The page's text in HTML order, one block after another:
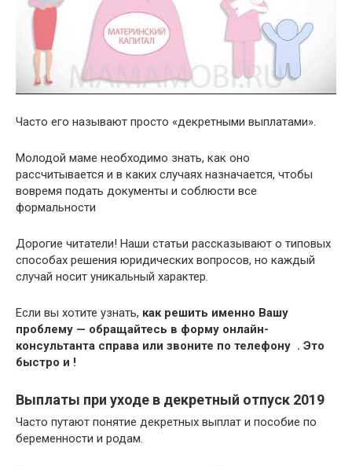
Часто его называют просто «декретными выплатами».
Молодой маме необходимо знать, как оно
рассчитывается и в каких случаях назначается, чтобы
вовремя подать документы и соблюсти все
формальности
Дорогие читатели! Наши статьи рассказывают о типовых
способах решения юридических вопросов, но каждый
случай носит уникальный характер.
Если вы хотите узнать, как решить именно Вашу
проблему — обращайтесь в форму онлайн-
консультанта справа или звоните по телефону . Это
быстро и !
Выплаты при уходе в декретный отпуск 2019
Часто путают понятие декретных выплат и пособие по
беременности и родам.